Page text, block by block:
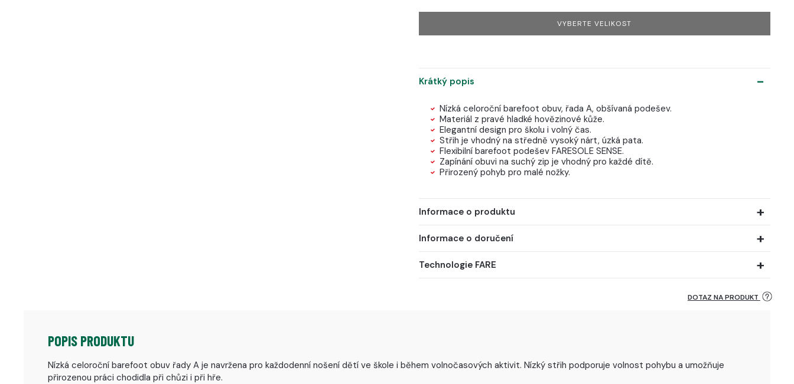
VYBERTE VELIKOST
Krátký popis
Nízká celoroční barefoot obuv, řada A, obšívaná podešev.
Materiál z pravé hladké hovězinové kůže.
Elegantní design pro školu i volný čas.
Střih je vhodný na středně vysoký nárt, úzká pata.
Flexibilní barefoot podešev FARESOLE SENSE.
Zapínání obuvi na suchý zip je vhodný pro každé dítě.
Přirozený pohyb pro malé nožky.
Informace o produktu
Informace o doručení
Technologie FARE
DOTAZ NA PRODUKT
POPIS PRODUKTU
Nízká celoroční barefoot obuv řady A je navržena pro každodenní nošení dětí ve škole i během volnočasových aktivit. Nízký střih podporuje volnost pohybu a umožňuje
přirozenou práci chodidla při chůzi i při hře.